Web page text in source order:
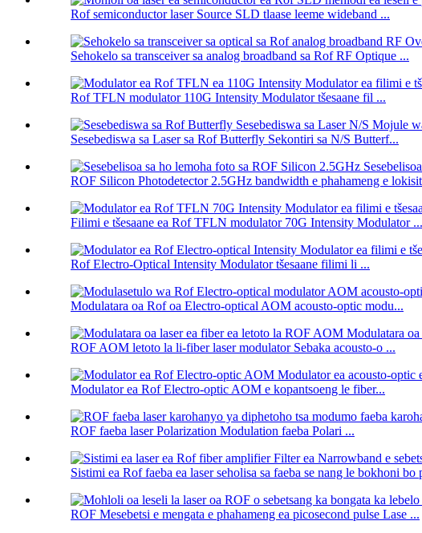
Rof semiconductor laser Source SLD tlaase leeme wideband ...
Sehokelo sa transceiver sa analog broadband sa Rof RF Optique ...
Rof TFLN modulator 110G Intensity Modulator tšesaane fil ...
Sesebediswa sa Laser sa Rof Butterfly Sekontiri sa N/S Butterf...
ROF Silicon Photodetector 2.5GHz bandwidth e phahameng e
Filimi e tšesaane ea Rof TFLN modulator 70G Intensity Modulator ...
Rof Electro-Optical Intensity Modulator tšesaane filimi li ...
Modulatara oa Rof oa Electro-optical AOM acousto-optic modu...
ROF AOM letoto la li-fiber laser modulator Sebaka acousto-o ...
Modulator ea Rof Electro-optic AOM e kopantsoeng le fiber...
ROF faeba laser Polarization Modulation faeba Polari ...
Sistimi ea Rof faeba ea laser seholisa sa faeba se nang le bokhoni bo
ROF Mesebetsi e mengata e phahameng ea picosecond pulse Lase ...